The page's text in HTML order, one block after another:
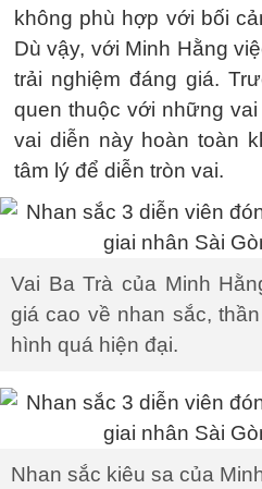
không phù hợp với bối
Dù vậy, với Minh Hằng
trải nghiệm đáng giá.
quen thuộc với những
vai diễn này hoàn toàn
tâm lý để diễn tròn vai.
Vai Ba Trà của Minh
giá cao về nhan sắc,
hình quá hiện đại.
Nhan sắc kiêu sa của